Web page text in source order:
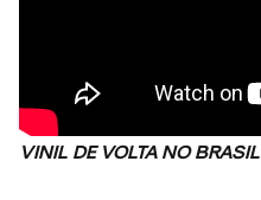
VINIL DE VOLTA NO BRASIL